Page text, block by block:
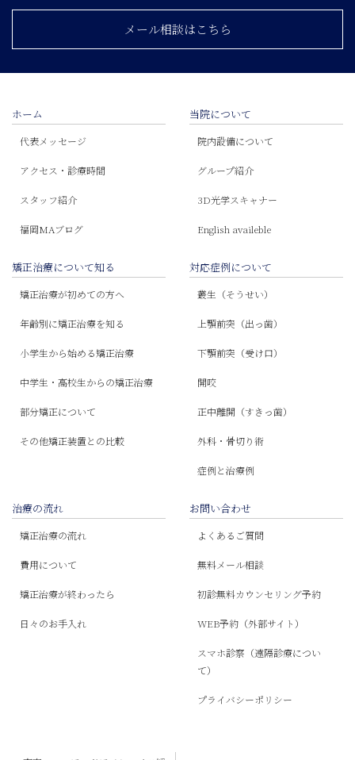
メール相談はこちら
ホーム
代表メッセージ
アクセス・診療時間
スタッフ紹介
福岡MAブログ
当院について
院内設備について
グループ紹介
3D光学スキャナー
English availeble
矯正治療について知る
矯正治療が初めての方へ
年齢別に矯正治療を知る
小学生から始める矯正治療
中学生・高校生からの矯正治療
部分矯正について
その他矯正装置との比較
対応症例について
叢生（そうせい）
上顎前突（出っ歯）
下顎前突（受け口）
開咬
正中離開（すきっ歯）
外科・骨切り術
症例と治療例
治療の流れ
矯正治療の流れ
費用について
矯正治療が終わったら
日々のお手入れ
お問い合わせ
よくあるご質問
無料メール相談
初診無料カウンセリング予約
WEB予約（外部サイト）
スマホ診察（遠隔診療につい
て）
プライバシーポリシー